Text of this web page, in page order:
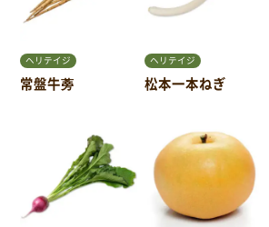
ヘリテイジ
常盤牛蒡
ヘリテイジ
松本一本ねぎ